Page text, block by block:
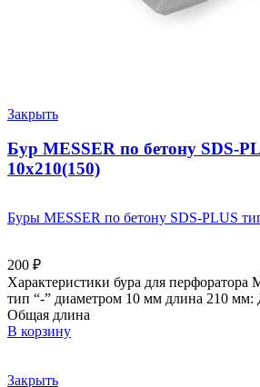
Закрыть
Бур MESSER по бетону SDS-
10х210(150)
Буры MESSER по бетону SDS-PLUS
200 ₽
Характеристики бура для перфоратора
тип “-” диаметром 10 мм длина 210
Общая длина
В корзину
Закрыть